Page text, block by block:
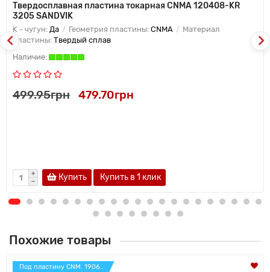
Твердосплавная пластина токарная CNMA 120408-KR
3205 SANDVIK
K - чугун: Да Геометрия пластины: CNMA
Материал
пластины: Твердый сплав
499.95грн 479.70грн
Купить Купить в 1 клик
Похожие товары
Под пластину CNM. 1906..